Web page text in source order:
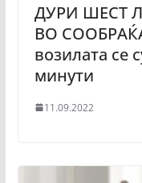
ДУРИ ШЕСТ
ВО
возилата се
минути
11.09.2022